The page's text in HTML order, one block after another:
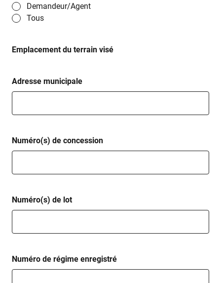
Demandeur/Agent
Tous
Emplacement du terrain visé
Adresse municipale
Numéro(s) de concession
Numéro(s) de lot
Numéro de régime enregistré